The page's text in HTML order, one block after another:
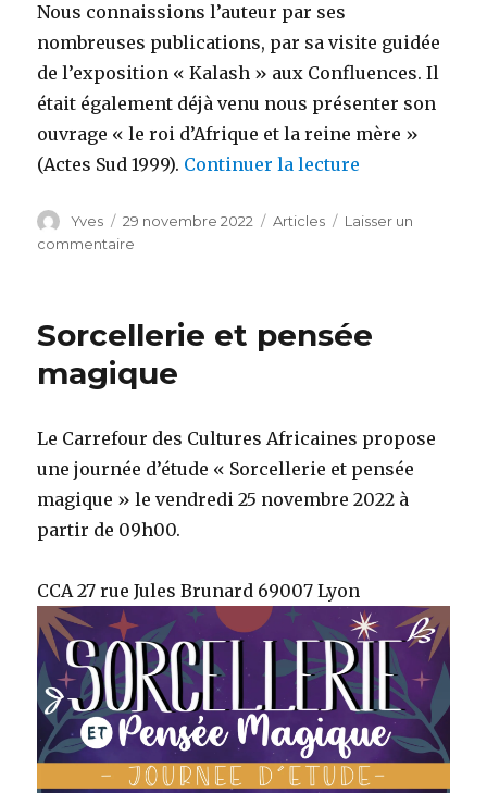
Nous connaissions l’auteur par ses
nombreuses publications, par sa visite guidée
de l’exposition « Kalash » aux Confluences. Il
était également déjà venu nous présenter son
ouvrage « le roi d’Afrique et la reine mère »
(Actes Sud 1999). Continuer la lecture
Auteur
Yves
Publié
le
29 novembre 2022 Catégories
Articles
Laisser un
commentaire
vierges
Sorcellerie et pensée
magique
Le Carrefour des Cultures Africaines propose
une journée d’étude « Sorcellerie et pensée
magique » le vendredi 25 novembre 2022 à
partir de 09h00.
CCA 27 rue Jules Brunard 69007 Lyon